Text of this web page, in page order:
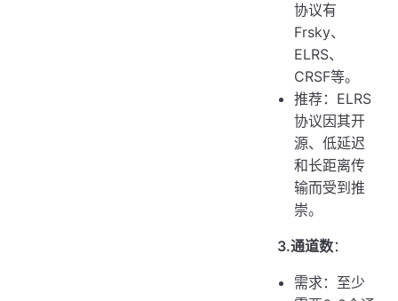
协议有
Frsky、
ELRS、
CRSF等。
推荐：ELRS
协议因其开
源、低延迟
和长距离传
输而受到推
崇。
3.通道数：
需求：至少